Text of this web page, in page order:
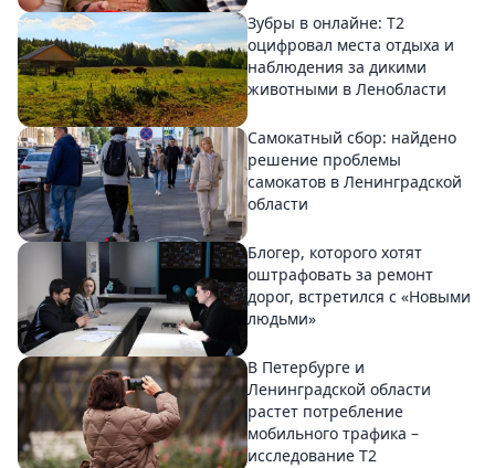
Зубры в онлайне: Т2
оцифровал места отдыха и
наблюдения за дикими
животными в Ленобласти
Самокатный сбор: найдено
решение проблемы
самокатов в Ленинградской
области
Блогер, которого хотят
оштрафовать за ремонт
дорог, встретился с «Новыми
людьми»
В Петербурге и
Ленинградской области
растет потребление
мобильного трафика –
исследование T2